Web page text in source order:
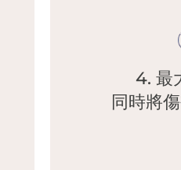
4. 最
同時將
擁有盡可能多的自由來
害。（為了您自己和所有
更
在最大化自由、最小化傷
幸福